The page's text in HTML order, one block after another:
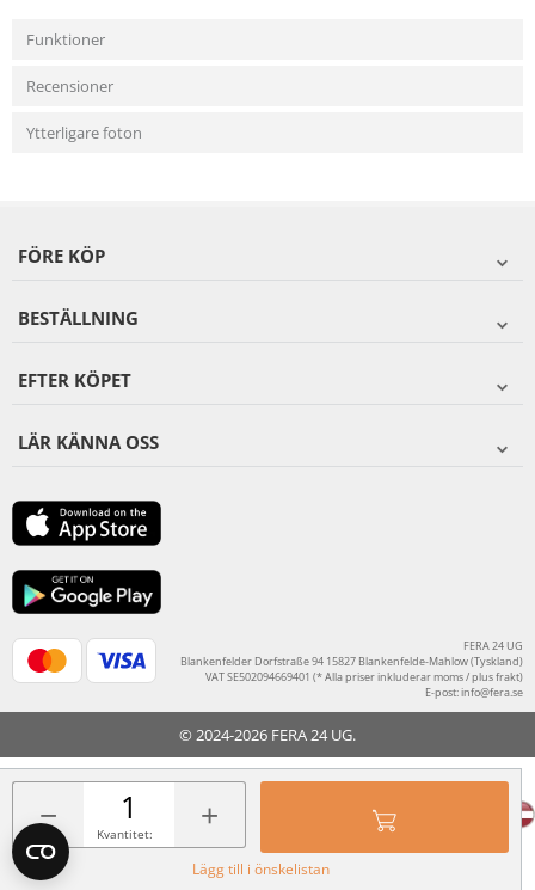
− +
Kvantitet:
Lägg till i önskelistan
Funktioner
Recensioner
Ytterligare foton
FÖRE KÖP
BESTÄLLNING
EFTER KÖPET
LÄR KÄNNA OSS
FERA 24 UG
Blankenfelder Dorfstraße 94 15827 Blankenfelde-Mahlow (Tyskland)
VAT SE502094669401 (* Alla priser inkluderar moms / plus frakt)
E-post:info@fera.se
© 2024-2026 FERA 24 UG.
FERA INTERNATIONAL: